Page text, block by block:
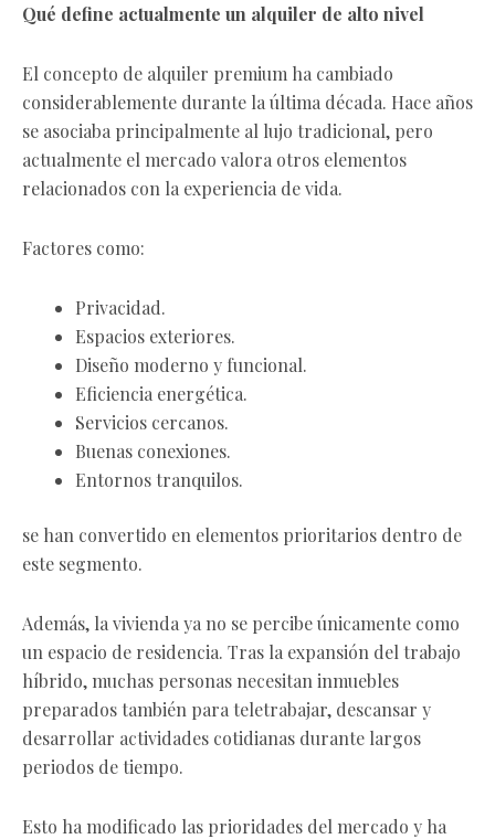
Qué define actualmente un alquiler de alto nivel
El concepto de alquiler premium ha cambiado
considerablemente durante la última década. Hace años
se asociaba principalmente al lujo tradicional, pero
actualmente el mercado valora otros elementos
relacionados con la experiencia de vida.
Factores como:
Privacidad.
Espacios exteriores.
Diseño moderno y funcional.
Eficiencia energética.
Servicios cercanos.
Buenas conexiones.
Entornos tranquilos.
se han convertido en elementos prioritarios dentro de
este segmento.
Además, la vivienda ya no se percibe únicamente como
un espacio de residencia. Tras la expansión del trabajo
híbrido, muchas personas necesitan inmuebles
preparados también para teletrabajar, descansar y
desarrollar actividades cotidianas durante largos
periodos de tiempo.
Esto ha modificado las prioridades del mercado y ha